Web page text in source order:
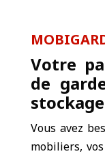
Votre
de
Vous avez
mobiliers,